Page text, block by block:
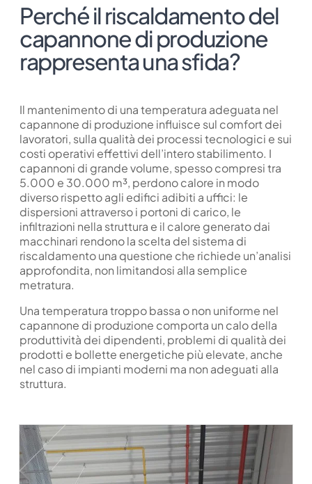
Perché il riscaldamento del
capannone di produzione
rappresenta una sfida?
Il mantenimento di una temperatura adeguata nel
capannone di produzione influisce sul comfort dei
lavoratori, sulla qualità dei processi tecnologici e sui
costi operativi effettivi dell’intero stabilimento. I
capannoni di grande volume, spesso compresi tra
5.000 e 30.000 m³, perdono calore in modo
diverso rispetto agli edifici adibiti a uffici: le
dispersioni attraverso i portoni di carico, le
infiltrazioni nella struttura e il calore generato dai
macchinari rendono la scelta del sistema di
riscaldamento una questione che richiede un’analisi
approfondita, non limitandosi alla semplice
metratura.
Una temperatura troppo bassa o non uniforme nel
capannone di produzione comporta un calo della
produttività dei dipendenti, problemi di qualità dei
prodotti e bollette energetiche più elevate, anche
nel caso di impianti moderni ma non adeguati alla
struttura.